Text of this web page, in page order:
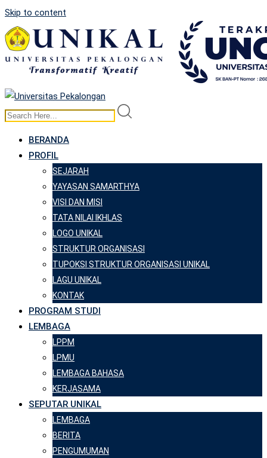
Skip to content
BERANDA
PROFIL
SEJARAH
YAYASAN SAMARTHYA
VISI DAN MISI
TATA NILAI IKHLAS
LOGO UNIKAL
STRUKTUR ORGANISASI
TUPOKSI STRUKTUR ORGANISASI UNIKAL
LAGU UNIKAL
KONTAK
PROGRAM STUDI
LEMBAGA
LPPM
LPMU
LEMBAGA BAHASA
KERJASAMA
SEPUTAR UNIKAL
LEMBAGA
BERITA
PENGUMUMAN